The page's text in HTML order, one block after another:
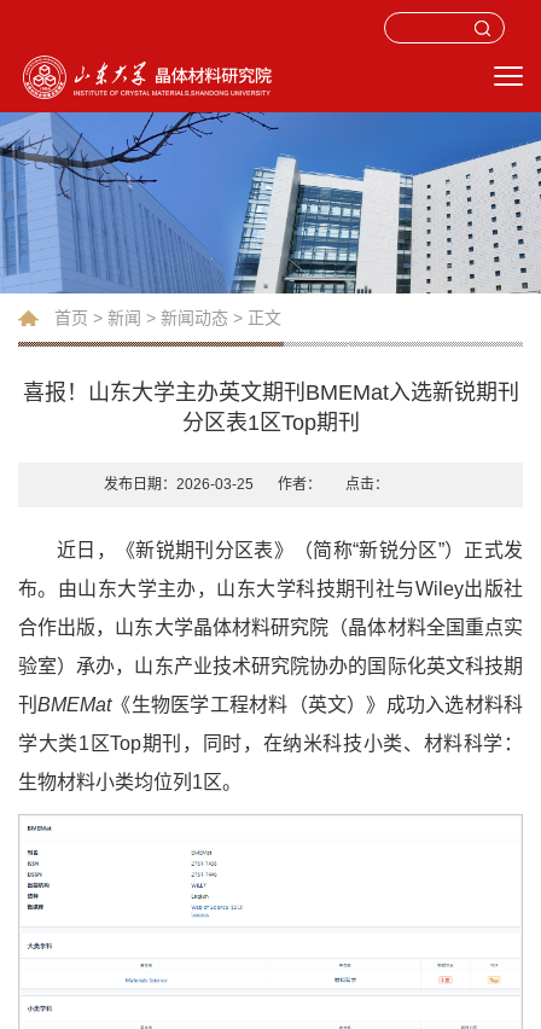
首页 > 新闻 > 新闻动态 > 正文
喜报！山东大学主办英文期刊BMEMat入选新锐期刊
分区表1区Top期刊
发布日期：2026-03-25 作者： 点击：
近日，《新锐期刊分区表》（简称“新锐分区”）正式发
布。由山东大学主办，山东大学科技期刊社与Wiley出版社
合作出版，山东大学晶体材料研究院（晶体材料全国重点实
验室）承办，山东产业技术研究院协办的国际化英文科技期
刊BMEMat《生物医学工程材料（英文）》成功入选材料科
学大类1区Top期刊，同时，在纳米科技小类、材料科学：
生物材料小类均位列1区。